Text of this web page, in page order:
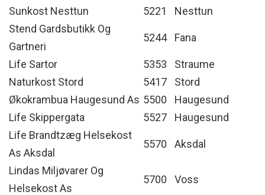
Sunkost Nesttun 5221
Nesttun
Stend Gardsbutikk Og
Gartneri
5244 Fana
Life Sartor 5353
Straume
Naturkost Stord
5417
Stord
Økokrambua Haugesund As 5500
Haugesund
Life Skippergata
5527
Haugesund
Life Brandtzæg Helsekost
As Aksdal
5570 Aksdal
Lindas Miljøvarer Og
Helsekost As
5700 Voss